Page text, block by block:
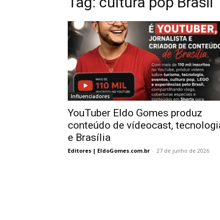
Influenciadores
YouTuber Eldo Gomes produz
conteúdo de vídeocast,
e Brasília
Editores | EldoGomes.com.br - 27 de junho de 2026